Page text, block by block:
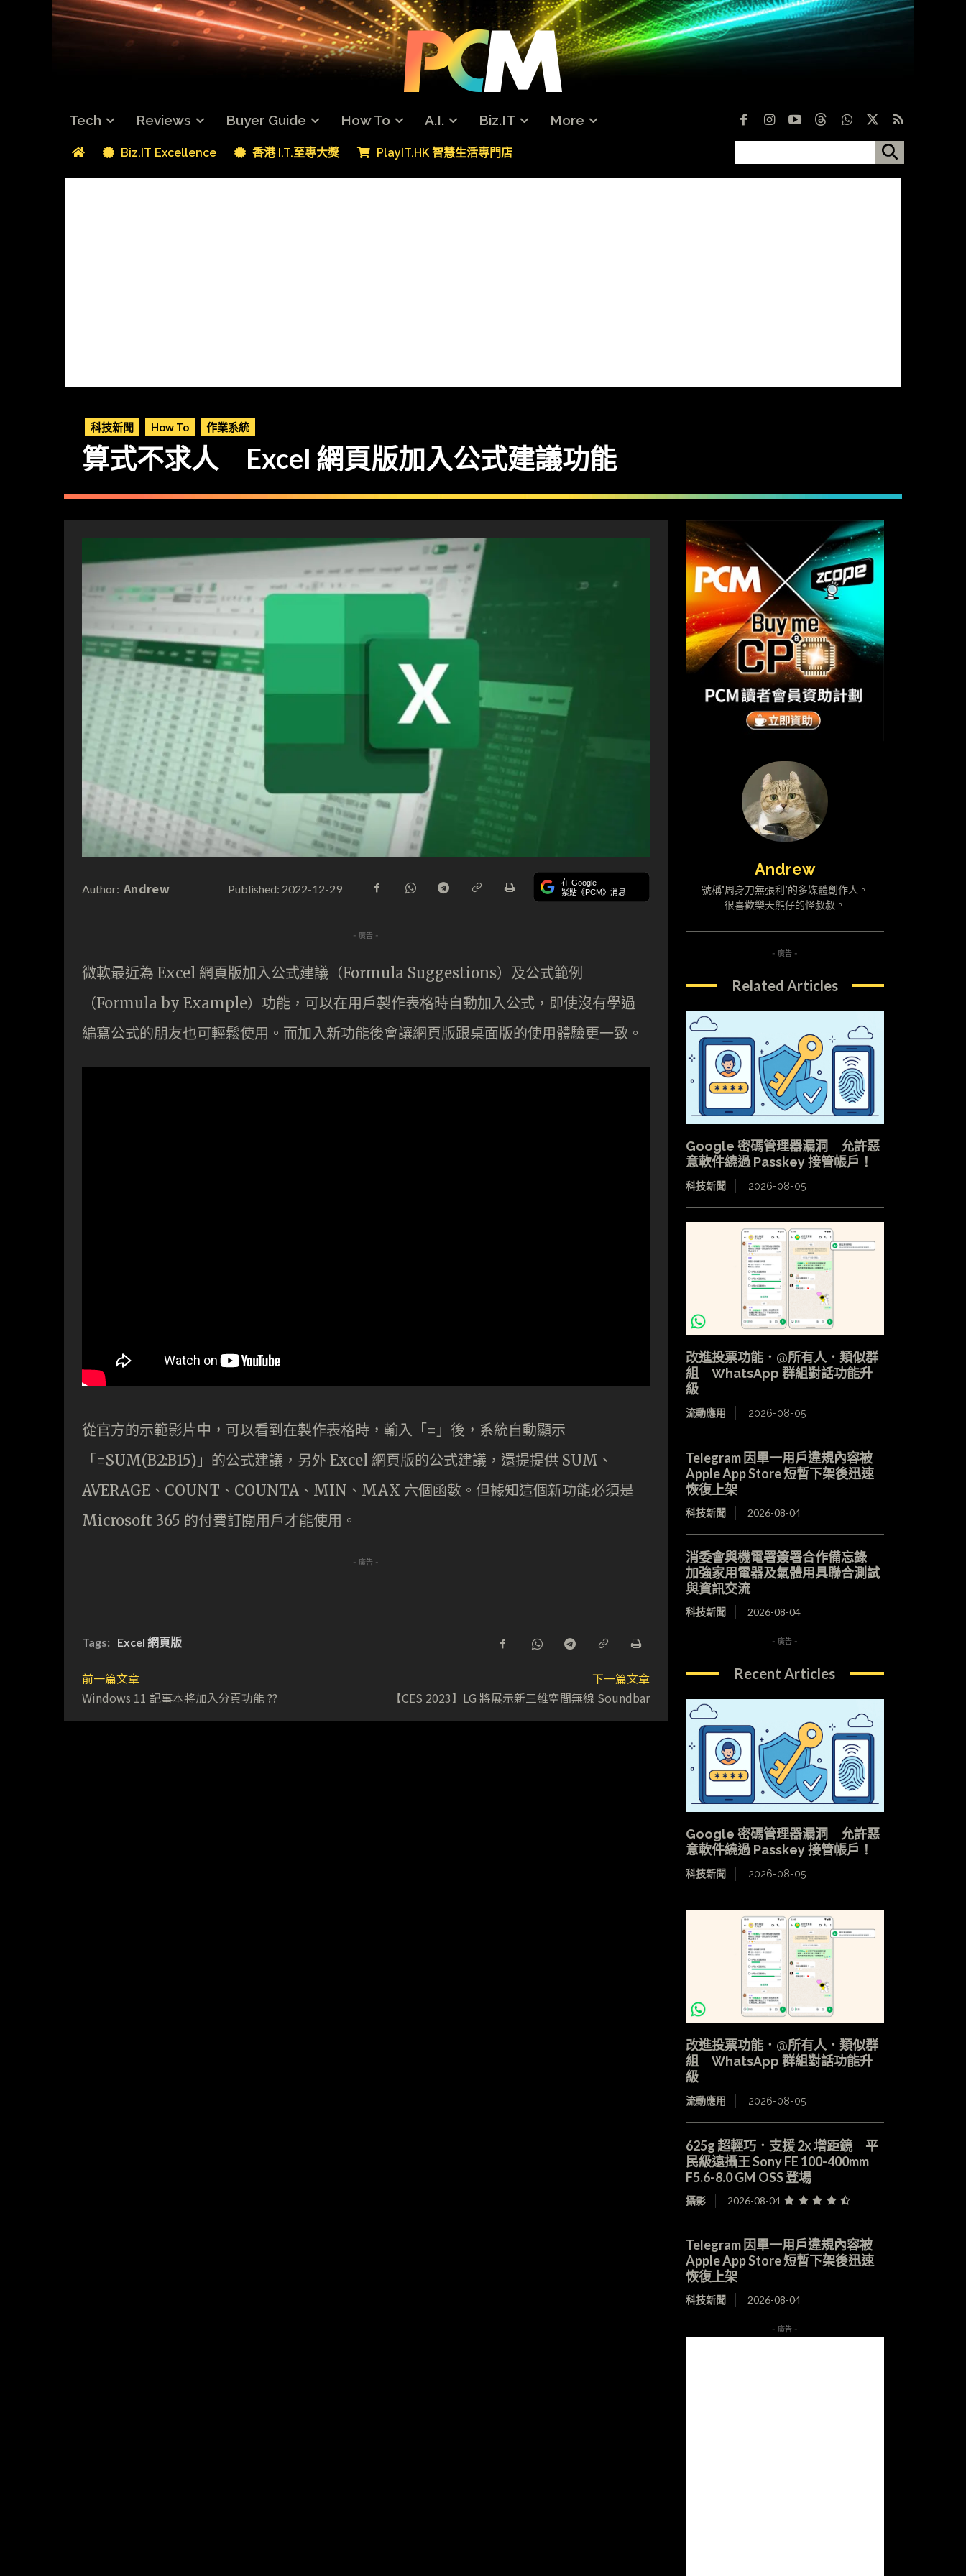
Tech Reviews Buyer Guide How To A.I. Biz.IT More
Biz.IT Excellence 香港 I.T.至專大獎 PlayIT.HK 智慧生活專門店
科技新聞 How To 作業系統
算式不求人 Excel 網頁版加入公式建議功能
Author: Andrew Published: 2022-12-29 在 Google
緊貼《PCM》消息
- 廣告 -
微軟最近為 Excel 網頁版加入公式建議（Formula Suggestions）及公式範例
（Formula by Example）功能，可以在用戶製作表格時自動加入公式，即使沒有學過
編寫公式的朋友也可輕鬆使用。而加入新功能後會讓網頁版跟桌面版的使用體驗更一致。
從官方的示範影片中，可以看到在製作表格時，輸入「=」後，系統自動顯示
「=SUM(B2:B15)」的公式建議，另外 Excel 網頁版的公式建議，還提提供 SUM、
AVERAGE、COUNT、COUNTA、MIN、MAX 六個函數。但據知這個新功能必須是
Microsoft 365 的付費訂閱用戶才能使用。
- 廣告 -
Tags: Excel 網頁版
前一篇文章
Windows 11 記事本將加入分頁功能 ??
下一篇文章
【CES 2023】LG 將展示新三維空間無線 Soundbar
Andrew
號稱"周身刀無張利"的多媒體創作人。
很喜歡樂天熊仔的怪叔叔。
- 廣告 -
Related Articles
Google 密碼管理器漏洞 允許惡
意軟件繞過 Passkey 接管帳戶！
科技新聞 2026-08-05
改進投票功能．@所有人．類似群
組 WhatsApp 群組對話功能升
級
流動應用 2026-08-05
Telegram 因單一用戶違規內容被
Apple App Store 短暫下架後迅速
恢復上架
科技新聞 2026-08-04
消委會與機電署簽署合作備忘錄
加強家用電器及氣體用具聯合測試
與資訊交流
科技新聞 2026-08-04
- 廣告 -
Recent Articles
Google 密碼管理器漏洞 允許惡
意軟件繞過 Passkey 接管帳戶！
科技新聞 2026-08-05
改進投票功能．@所有人．類似群
組 WhatsApp 群組對話功能升
級
流動應用 2026-08-05
625g 超輕巧．支援 2x 增距鏡 平
民級遠攝王 Sony FE 100-400mm
F5.6-8.0 GM OSS 登場
攝影 2026-08-04
Telegram 因單一用戶違規內容被
Apple App Store 短暫下架後迅速
恢復上架
科技新聞 2026-08-04
- 廣告 -